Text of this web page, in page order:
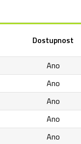
Dostupnost
Ano
Ano
Ano
Ano
Ano